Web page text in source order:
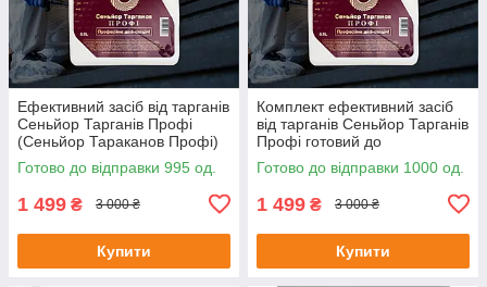
Ефективний засіб від тарганів
Сеньйор Тарганів Профі
(Сеньйор Тараканов Профі)
готовий до застосування 5л
Готово до відправки 995 од.
1 499 ₴ 3 000 ₴
Купити
Комплект ефективний засіб
від тарганів Сеньйор Тарганів
Профі готовий до
застосування 5л + ловушка-
капкан
Готово до відправки 1000 од.
1 499 ₴ 3 000 ₴
Купити